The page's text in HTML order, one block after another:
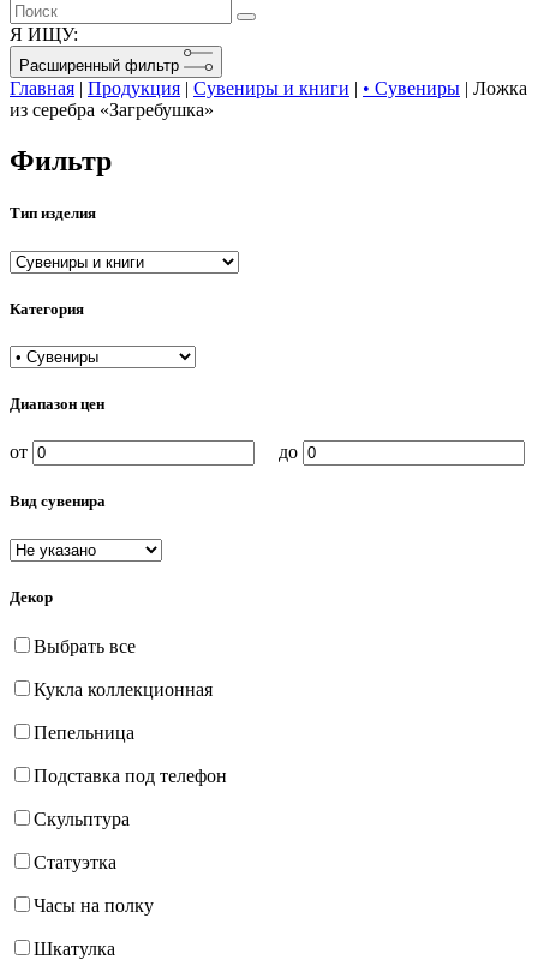
Я ИЩУ:
Расширенный фильтр
Главная | Продукция | Сувениры и книги | • Сувениры | Ложка
из серебра «Загребушка»
Фильтр
Тип изделия
Категория
Диапазон цен
от до
Вид сувенира
Декор
Выбрать все
Кукла коллекционная
Пепельница
Подставка под телефон
Скульптура
Статуэтка
Часы на полку
Шкатулка